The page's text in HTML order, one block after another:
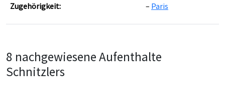
Zugehörigkeit: Paris
8 nachgewiesene Aufenthalte
Schnitzlers